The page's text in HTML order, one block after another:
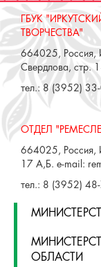
ГБУК
ТВОРЧЕСТВА"
664025, Россия,
Свердлова, стр.
тел.: 8 (3952)
ОТДЕЛ
664025, Россия,
17 А,Б. e-mail:
тел.: 8 (3952)
ОБЛАСТИ